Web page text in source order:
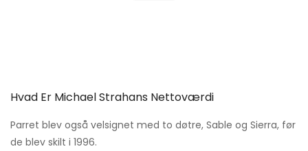
Hvad Er Michael Strahans Nettoværdi
Parret blev også velsignet med to døtre, Sable og Sierra, før
de blev skilt i 1996.